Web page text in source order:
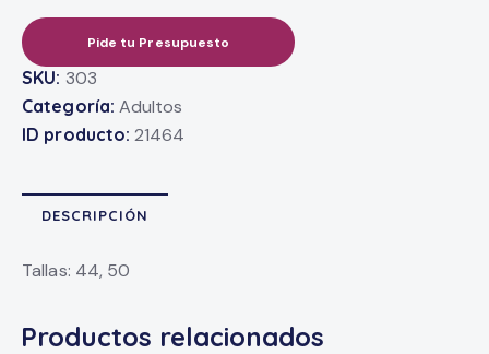
Pide tu Presupuesto
SKU: 303
Categoría: Adultos
ID producto: 21464
DESCRIPCIÓN
Tallas: 44, 50
Productos relacionados